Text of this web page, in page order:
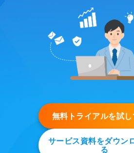
無料トライアルを試
サービス資料をダウン
る